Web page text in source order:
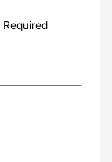
Required